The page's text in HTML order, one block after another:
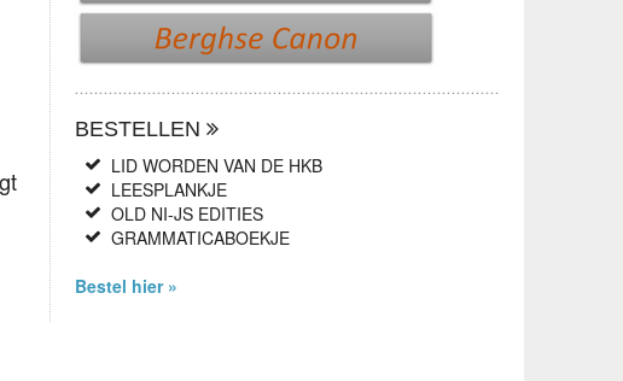
BESTELLEN
LID WORDEN VAN DE HKB
LEESPLANKJE
OLD NI-JS EDITIES
GRAMMATICABOEKJE
Bestel hier »